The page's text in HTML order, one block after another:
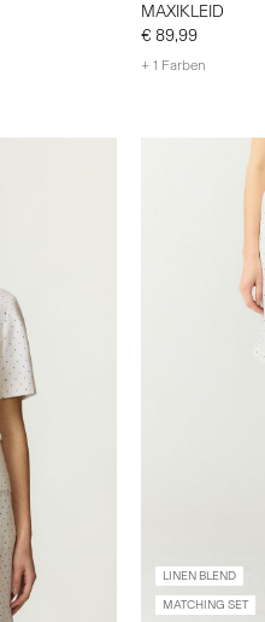
MAXIKLEID
€ 89,99
+ 1 Farben
LINEN BLEND
MATCHING SET